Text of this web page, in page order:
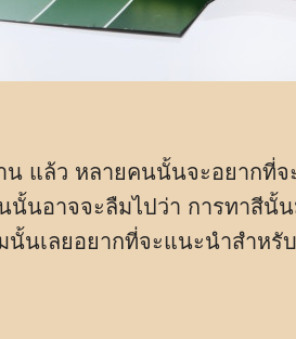
น แล้ว หลายคนนั้นจะอยากที่
นั้นอาจจะลืมไปว่า การทาสีนั้
นั้นเลยอยากที่จะแนะนำสำหรั